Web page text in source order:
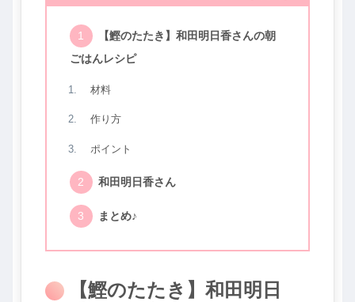
【鰹のたたき】和田明日香さんの朝
ごはんレシピ
材料
作り方
ポイント
和田明日香さん
まとめ♪
【鰹のたたき】和田明日